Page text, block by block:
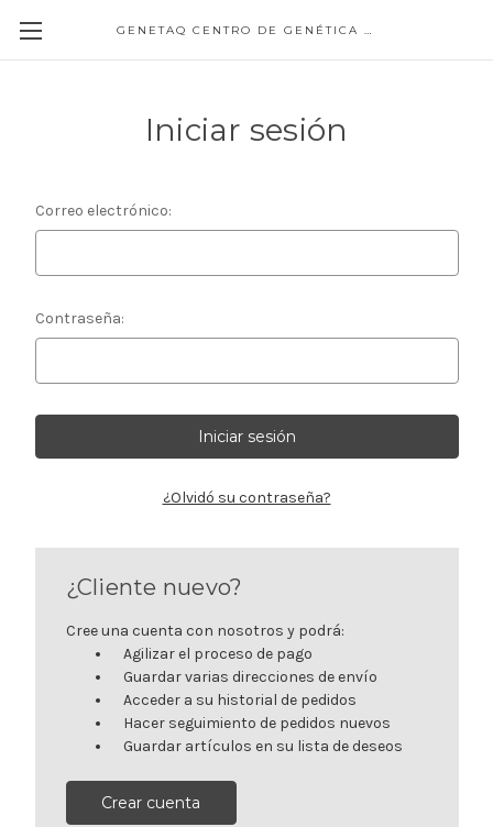
GENETAQ CENTRO DE GENÉTICA MOLECULAR
Iniciar sesión
Correo electrónico:
Contraseña:
¿Olvidó su contraseña?
¿Cliente nuevo?
Cree una cuenta con nosotros y podrá:
Agilizar el proceso de pago
Guardar varias direcciones de envío
Acceder a su historial de pedidos
Hacer seguimiento de pedidos nuevos
Guardar artículos en su lista de deseos
Crear cuenta